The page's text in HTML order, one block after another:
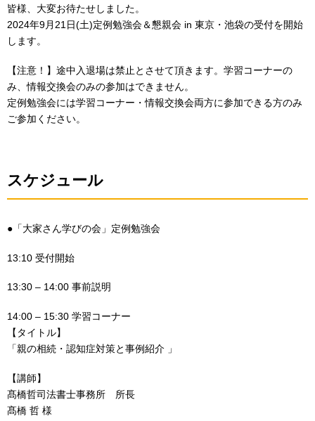
皆様、大変お待たせしました。
2024年9月21日(土)定例勉強会＆懇親会 in 東京・池袋の受付を開始
します。
【注意！】途中入退場は禁止とさせて頂きます。学習コーナーの
み、情報交換会のみの参加はできません。
定例勉強会には学習コーナー・情報交換会両方に参加できる方のみ
ご参加ください。
スケジュール
●「大家さん学びの会」定例勉強会
13:10 受付開始
13:30 – 14:00 事前説明
14:00 – 15:30 学習コーナー
【タイトル】
「親の相続・認知症対策と事例紹介 」
【講師】
髙橋哲司法書士事務所 所長
髙橋 哲 様